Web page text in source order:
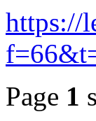
https://
Page 1